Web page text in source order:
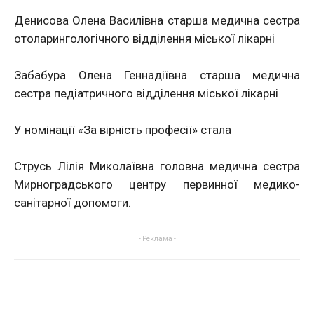
Денисова Олена Василівна старша медична сестра
отоларингологічного відділення міської лікарні
Забабура Олена Геннадіївна старша медична
сестра педіатричного відділення міської лікарні
У номінації «За вірність професії» стала
Струсь Лілія Миколаївна головна медична сестра
Мирноградського центру первинної медико-
санітарної допомоги.
- Реклама -